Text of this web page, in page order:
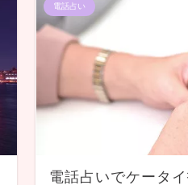
電話占い
電話占いでケータ